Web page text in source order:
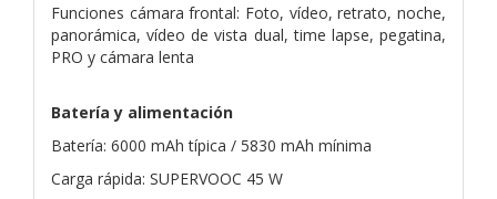
Funciones cámara frontal: Foto, vídeo, retrato, noche,
panorámica, vídeo de vista dual, time lapse, pegatina,
PRO y cámara lenta
Batería y alimentación
Batería: 6000 mAh típica / 5830 mAh mínima
Carga rápida: SUPERVOOC 45 W